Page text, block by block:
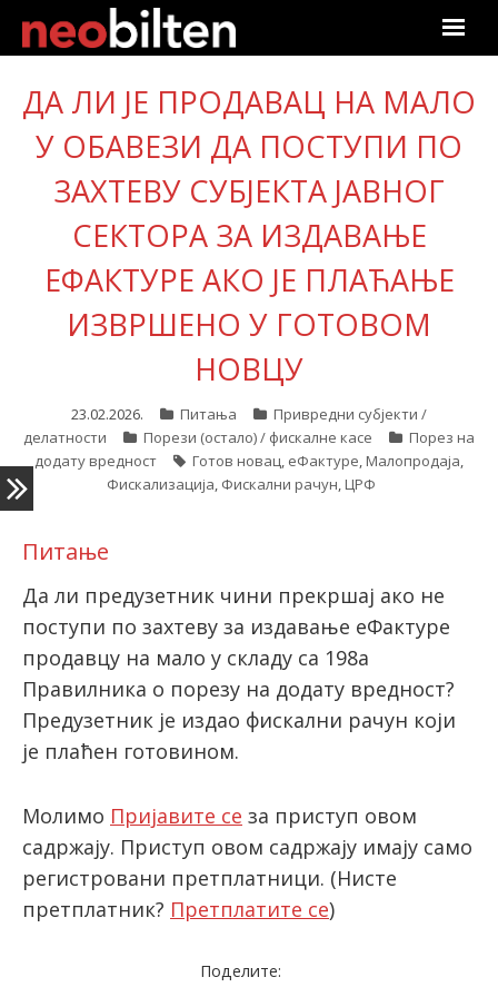
Почетна
Претрага
Актуелно
Подаци
Претплата
Пријава
ДА ЛИ ЈЕ ПРОДАВАЦ НА МАЛО
У ОБАВЕЗИ ДА ПОСТУПИ ПО
ЗАХТЕВУ СУБЈЕКТА ЈАВНОГ
СЕКТОРА ЗА ИЗДАВАЊЕ
ЕФАКТУРЕ АКО ЈЕ ПЛАЋАЊЕ
ИЗВРШЕНО У ГОТОВОМ
НОВЦУ
23.02.2026. Питања
Привредни субјекти /
делатности
Порези (остало) / фискалне касе
Порез на
додату вредност
Готов новац, еФактуре, Малопродаја,
Фискализација, Фискални рачун, ЦРФ
Питање
Да ли предузетник чини прекршај ако не
поступи по захтеву за издавање еФактуре
продавцу на мало у складу са 198а
Правилника о порезу на додату вредност?
Предузетник је издао фискални рачун који
је плаћен готовином.
Молимо Пријавите се за приступ овом
садржају. Приступ овом садржају имају само
регистровани претплатници. (Нисте
претплатник? Претплатите се)
Поделите: